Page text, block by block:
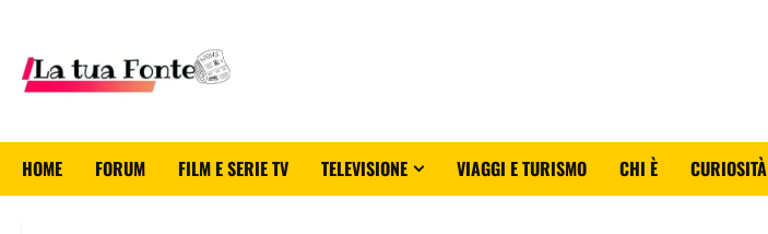
HOME FORUM FILM E SERIE TV TELEVISIONE VIAGGI E TURISMO CHI È CURIOSITÀ